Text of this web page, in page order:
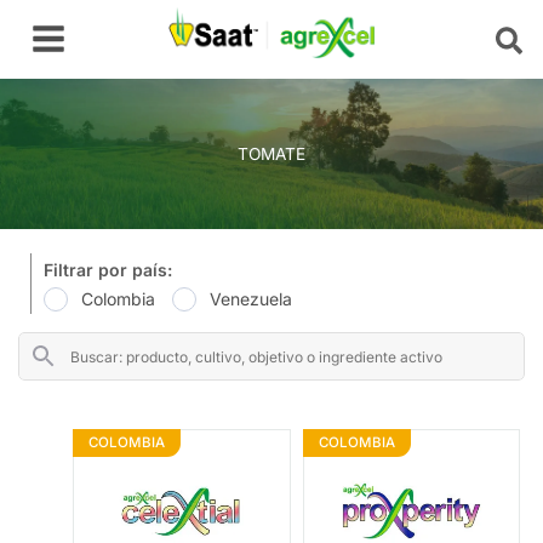
Main
Menu
TOMATE
Filtrar por país:
Colombia
Venezuela
COLOMBIA COLOMBIA